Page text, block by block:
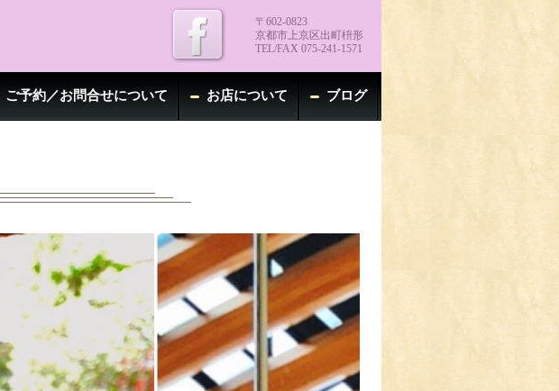
〒602-0823
京都市上京区出町枡形
TEL/FAX 075-241-1571
ご予約／お問合せについて お店について ブログ